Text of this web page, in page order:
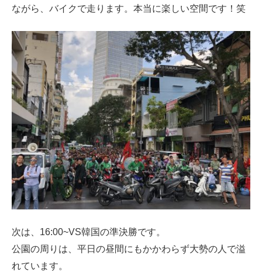
ながら、バイクで走ります。本当に楽しい空間です！笑
次は、16:00~VS韓国の準決勝です。
公園の周りは、平日の昼間にもかかわらず大勢の人で溢
れています。